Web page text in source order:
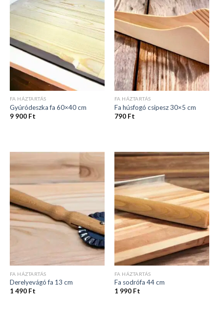
FA HÁZTARTÁS
Gyúródeszka fa 60×40 cm
9 900 Ft
FA HÁZTARTÁS
Fa húsfogó csipesz 30×5 cm
790 Ft
FA HÁZTARTÁS
Derelyevágó fa 13 cm
1 490 Ft
FA HÁZTARTÁS
Fa sodrófa 44 cm
1 990 Ft